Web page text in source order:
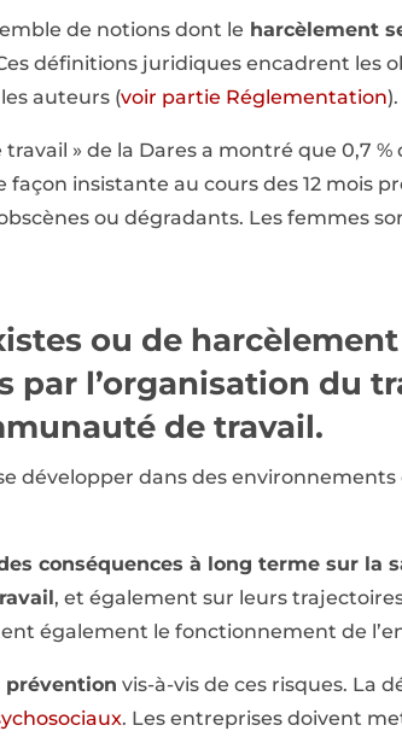
de notions dont le harcèlement
définitions juridiques encadrent les
auteurs (voir partie Réglementation).
travail » de la Dares a montré que 0,7
insistante au cours des 12 mois
ou dégradants. Les femmes
ou de
par l’organisation du
de travail.
développer dans des
conséquences à long terme sur la
, et également sur leurs
également le fonctionnement de
prévention vis-à-vis de ces risques. La
. Les entreprises doivent